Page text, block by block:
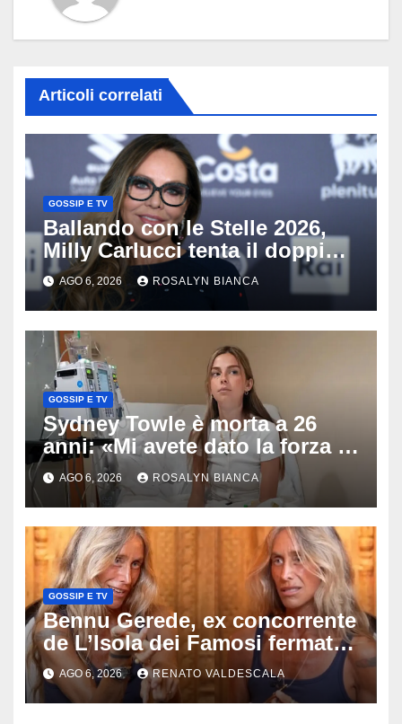
Articoli correlati
GOSSIP E TV
Ballando con le Stelle 2026,
Milly Carlucci tenta il doppio
colpo: tra i papabili Ornella
Muti e Monica Guerritore
AGO 6, 2026 ROSALYN BIANCA
GOSSIP E TV
Sydney Towle è morta a 26
anni: «Mi avete dato la forza di
andare avanti», l’ultimo
messaggio dell’influencer
commuove i fan
AGO 6, 2026 ROSALYN BIANCA
GOSSIP E TV
Bennu Gerede, ex concorrente
de L’Isola dei Famosi fermata
dopo una diretta: cosa ha
mostrato e perché ora rischia
un processo
AGO 6, 2026 RENATO VALDESCALA